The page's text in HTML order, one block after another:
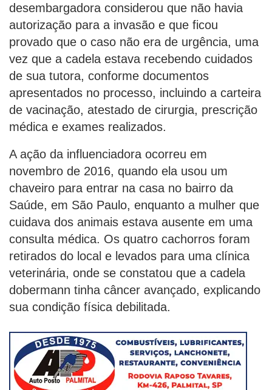
desembargadora considerou que não havia
autorização para a invasão e que ficou
provado que o caso não era de urgência, uma
vez que a cadela estava recebendo cuidados
de sua tutora, conforme documentos
apresentados no processo, incluindo a carteira
de vacinação, atestado de cirurgia, prescrição
médica e exames realizados.
A ação da influenciadora ocorreu em
novembro de 2016, quando ela usou um
chaveiro para entrar na casa no bairro da
Saúde, em São Paulo, enquanto a mulher que
cuidava dos animais estava ausente em uma
consulta médica. Os quatro cachorros foram
retirados do local e levados para uma clínica
veterinária, onde se constatou que a cadela
dobermann tinha câncer avançado, explicando
sua condição física debilitada.